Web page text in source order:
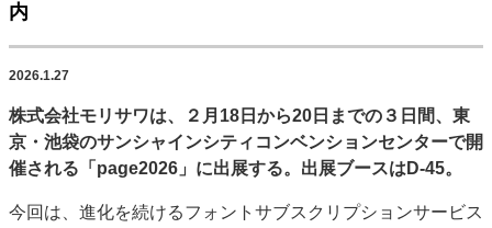
カテゴリー一覧
新商品
SDGs・地域
ポストプレス ビジネス イベント 信用情報
業界
市場・統計
人事・移転・異動・訃報
特集記事カテゴリー一覧
内
2026.1.27
株式会社モリサワは、２月18日から20日までの３日間、東
京・池袋のサンシャインシティコンベンションセンターで開
催される「page2026」に出展する。出展ブースはD-45。
今回は、進化を続けるフォントサブスクリプションサービス